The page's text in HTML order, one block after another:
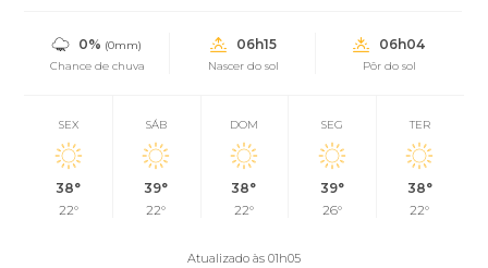
0% (0mm)
Chance de chuva
06h15
Nascer do sol
06h04
Pôr do sol
SEX
38°
22°
SÁB
39°
22°
DOM
38°
22°
SEG
39°
26°
TER
38°
22°
Atualizado às 01h05